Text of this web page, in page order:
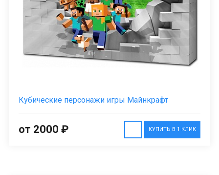
Кубические персонажи игры Майнкрафт
КУПИТЬ В 1 КЛИК
от 2000 ₽